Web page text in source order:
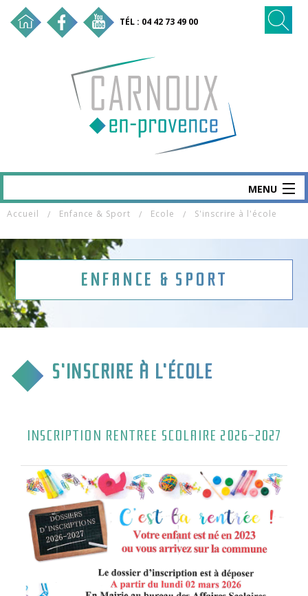
TÉL : 04 42 73 49 00
MENU
CARNOUX
MAIRIE & SERVICES
SANTÉ & SOCIAL
VIE ÉCO & EMPLOI
CULTURE & COMMUNICATION
VIE ASSOCIATIVE
ENVIRONNEMENT & QUALITÉ
Accueil Enfance & Sport Ecole S'inscrire à l'école
ENFANCE & SPORT
S'INSCRIRE À L'ÉCOLE
INSCRIPTION RENTREE SCOLAIRE 2026-2027